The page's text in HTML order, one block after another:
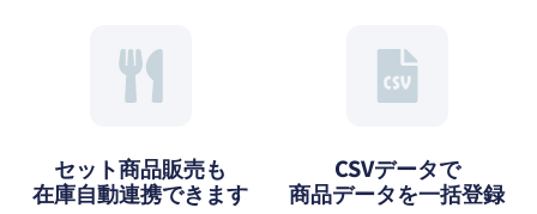
セット商品販売も
在庫自動連携できます
CSVデータで
商品データを一括登録